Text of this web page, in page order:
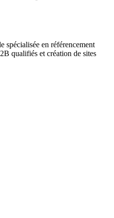
spécialisée en référencement
qualifiés et création de sites